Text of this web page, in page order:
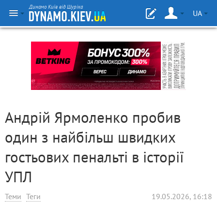
Динамо Київ від Шуріка
UA
Андрій Ярмоленко пробив
один з найбільш швидких
гостьових пенальті в історії
УПЛ
Теми Теги 19.05.2026, 16:18